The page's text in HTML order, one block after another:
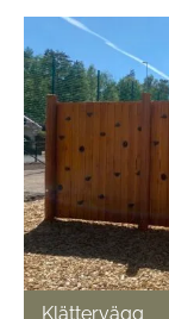
Klättervägg